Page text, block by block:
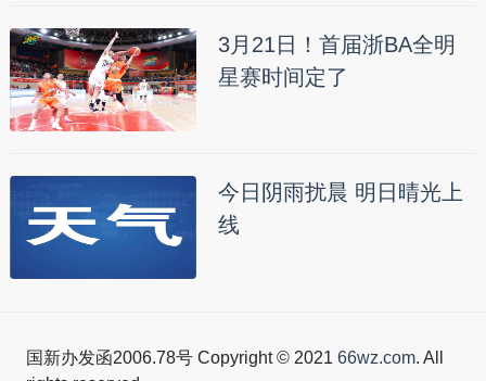
3月21日！首届浙BA全明
星赛时间定了
今日阴雨扰晨 明日晴光上
线
国新办发函2006.78号 Copyright © 2021 66wz.com. All